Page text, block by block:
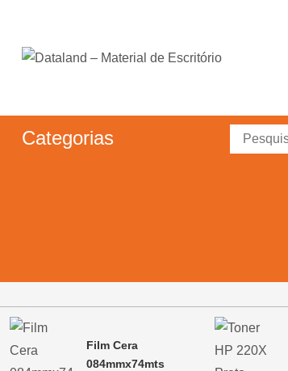
content
Categorias
Film Cera
084mmx74mts